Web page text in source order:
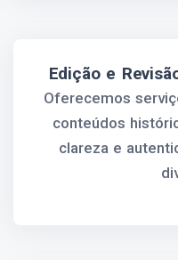
Edição e
Oferecemos
conteúdos
clareza e